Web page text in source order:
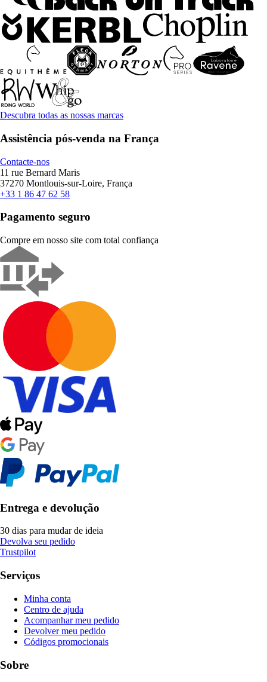
Descubra todas as nossas marcas
Assistência pós-venda na França
Contacte-nos
11 rue Bernard Maris
37270 Montlouis-sur-Loire, França
+33 1 86 47 62 58
Pagamento seguro
Compre em nosso site com total confiança
Entrega e devolução
30 dias para mudar de ideia
Devolva seu pedido
Trustpilot
Serviços
Minha conta
Centro de ajuda
Acompanhar meu pedido
Devolver meu pedido
Códigos promocionais
Sobre